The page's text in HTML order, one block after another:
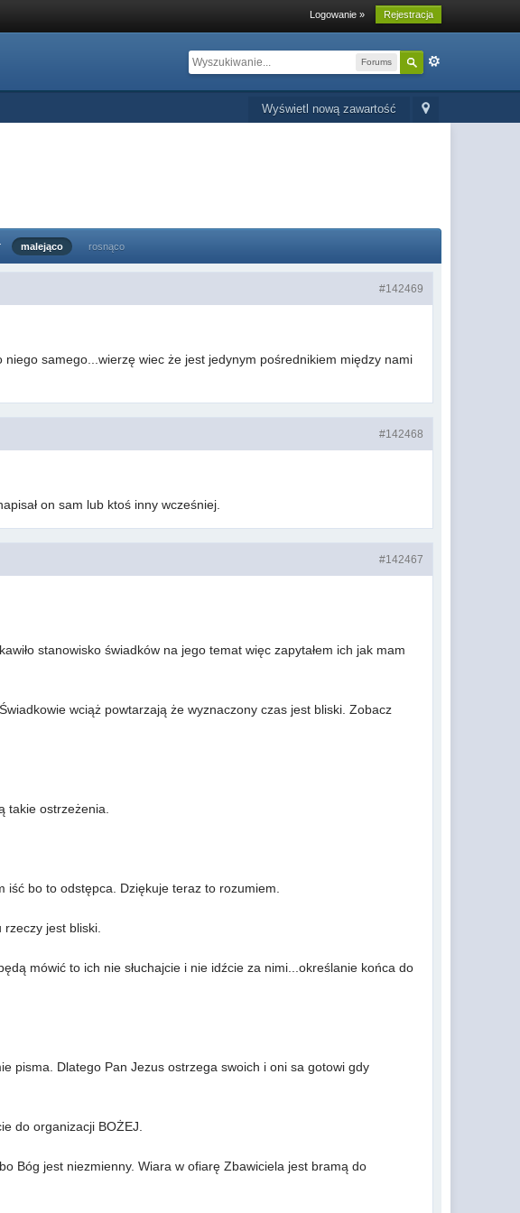
Logowanie » Rejestracja
Forums
Wyświetl nową zawartość
malejąco rosnąco
#142469
samego...wierzę wiec że jest jedynym pośrednikiem między nami
#142468
on sam lub ktoś inny wcześniej.
#142467
stanowisko świadków na jego temat więc zapytałem ich jak mam
wciąż powtarzają że wyznaczony czas jest bliski. Zobacz
takie ostrzeżenia.
bo to odstępca. Dziękuje teraz to rozumiem.
jest bliski.
mówić to ich nie słuchajcie i nie idźcie za nimi...określanie końca do
pisma. Dlatego Pan Jezus ostrzega swoich i oni sa gotowi gdy
do organizacji BOŻEJ.
Bóg jest niezmienny. Wiara w ofiarę Zbawiciela jest bramą do